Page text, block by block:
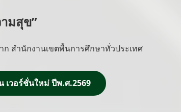
มสุข”
สำนักงานเขตพื้นการศึกษาทั่วประเทศ
เวอร์ชั่นใหม่ ปีพ.ศ.2569